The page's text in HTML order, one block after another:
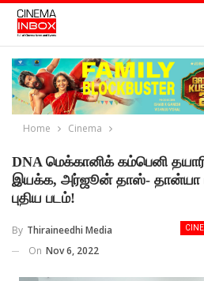
Home Cinema
DNA மெக்கானிக் கம்பெனி
இயக்க, அர்ஜூன் தாஸ்- தான்யா
புதிய படம்!
By Thiraineedhi Media
On Nov 6, 2022